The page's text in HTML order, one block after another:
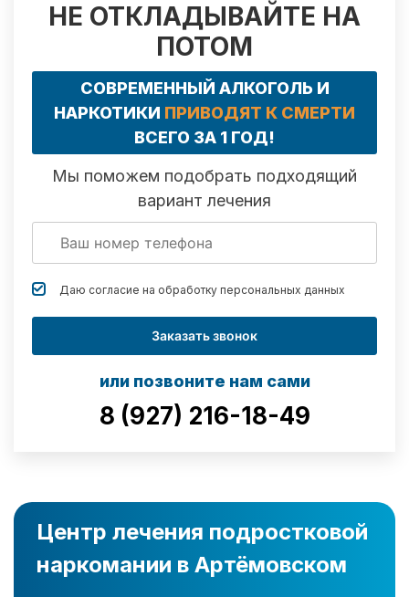
НЕ ОТКЛАДЫВАЙТЕ НА
ПОТОМ
СОВРЕМЕННЫЙ АЛКОГОЛЬ И
НАРКОТИКИ ПРИВОДЯТ К СМЕРТИ
ВСЕГО ЗА 1 ГОД!
Мы поможем подобрать подходящий
вариант лечения
Даю согласие на обработку персональных данных
Заказать звонок
или позвоните нам сами
8 (927) 216-18-49
Центр лечения подростковой
наркомании в Артёмовском